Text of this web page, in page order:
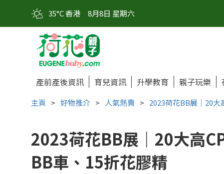
35°C 香港 8月8日 星期六
產前產後資訊 育兒資訊 升學教育 親子玩樂
主頁 > 好物推介 > 人氣熱賣 > 2023荷花BB展｜20
2023荷花BB展｜20大高
BB車、15折花膠精